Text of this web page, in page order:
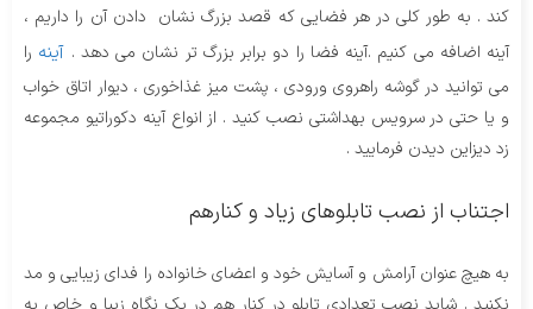
کند . به طور کلی در هر فضایی که قصد بزرگ نشان دادن آن را داریم ،
آینه اضافه می کنیم .آینه فضا را دو برابر بزرگ تر نشان می دهد . آینه را
می توانید در گوشه راهروی ورودی ، پشت میز غذاخوری ، دیوار اتاق خواب
و یا حتی در سرویس بهداشتی نصب کنید . از انواع آینه دکوراتیو مجموعه
زد دیزاین دیدن فرمایید .
اجتناب از نصب تابلوهای زیاد و کنارهم
به هیچ عنوان آرامش و آسایش خود و اعضای خانواده را فدای زیبایی و مد